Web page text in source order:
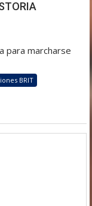
para marcharse
BRIT